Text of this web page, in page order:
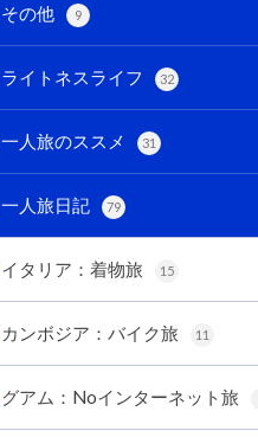
その他 9
ライトネスライフ 32
一人旅のススメ 31
一人旅日記 79
イタリア：着物旅 15
カンボジア：バイク旅 11
グアム：Noインターネット旅